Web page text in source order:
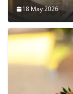
18 May 2026